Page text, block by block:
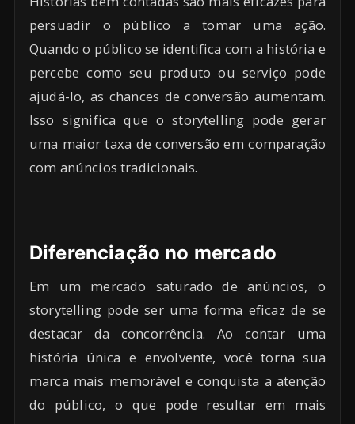
persuadir o público a tomar uma ação.
Quando o público se identifica com a história e
percebe como seu produto ou serviço pode
ajudá-lo, as chances de conversão aumentam.
Isso significa que o storytelling pode gerar
uma maior taxa de conversão em comparação
com anúncios tradicionais.
Diferenciação no mercado
Em um mercado saturado de anúncios, o
storytelling pode ser uma forma eficaz de se
destacar da concorrência. Ao contar uma
história única e envolvente, você torna sua
marca mais memorável e conquista a atenção
do público, o que pode resultar em mais